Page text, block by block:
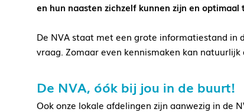
en hun naasten zichzelf kunnen zijn en
De NVA staat met een grote informatiestand in
vraag. Zomaar even kennismaken kan
De NVA, óók bij jou in de buurt!
Ook onze lokale afdelingen zijn aanwezig in de